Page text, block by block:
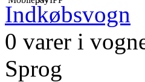
Indkøbsvogn
0 varer i
Sprog